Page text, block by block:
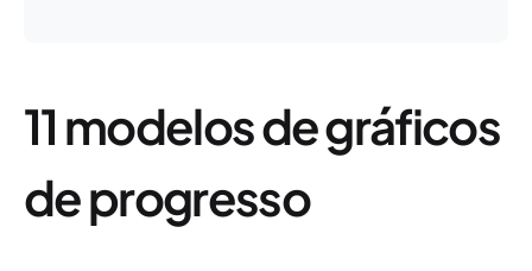
11 modelos de gráficos
de progresso